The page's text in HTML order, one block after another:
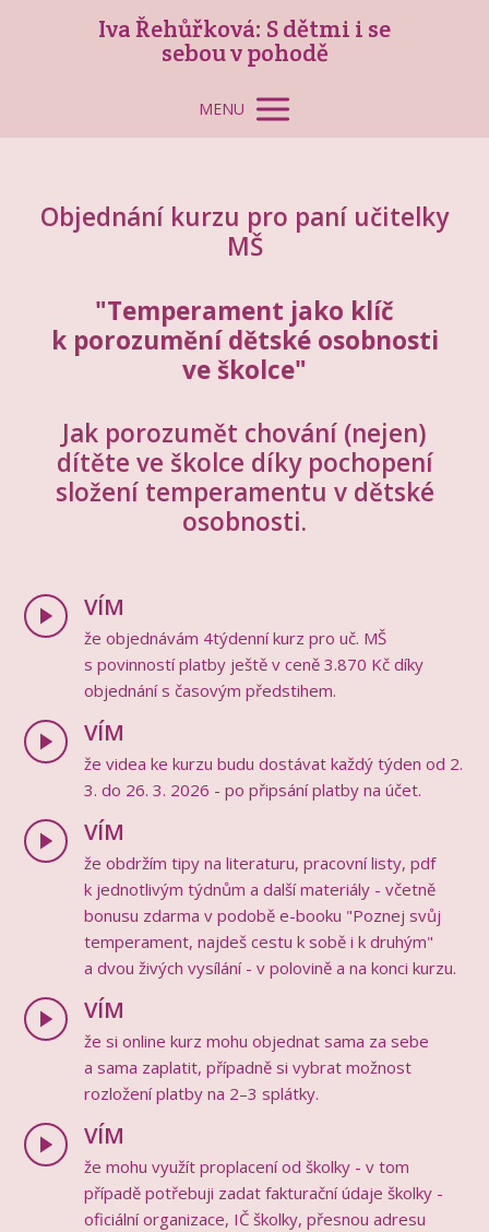
Iva Řehůřková: S dětmi i se
sebou v pohodě
MENU
Objednání kurzu pro paní učitelky
MŠ
"Temperament jako klíč
k porozumění dětské osobnosti
ve školce"
Jak porozumět chování (nejen)
dítěte ve školce díky pochopení
složení temperamentu v dětské
osobnosti.
VÍM
že objednávám 4týdenní kurz pro uč. MŠ
s povinností platby ještě v ceně 3.870 Kč díky
objednání s časovým předstihem.
VÍM
že videa ke kurzu budu dostávat každý týden od 2.
3. do 26. 3. 2026 - po připsání platby na účet.
VÍM
že obdržím tipy na literaturu, pracovní listy, pdf
k jednotlivým týdnům a další materiály - včetně
bonusu zdarma v podobě e-booku "Poznej svůj
temperament, najdeš cestu k sobě i k druhým"
a dvou živých vysílání - v polovině a na konci kurzu.
VÍM
že si online kurz mohu objednat sama za sebe
a sama zaplatit, případně si vybrat možnost
rozložení platby na 2–3 splátky.
VÍM
že mohu využít proplacení od školky - v tom
případě potřebuji zadat fakturační údaje školky -
oficiální organizace, IČ školky, přesnou adresu